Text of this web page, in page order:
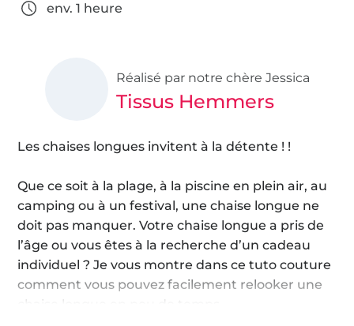
env. 1 heure
Réalisé par notre chère Jessica
Tissus Hemmers
Les chaises longues invitent à la détente ! !
Que ce soit à la plage, à la piscine en plein air, au
camping ou à un festival, une chaise longue ne
doit pas manquer. Votre chaise longue a pris de
l’âge ou vous êtes à la recherche d’un cadeau
individuel ? Je vous montre dans ce tuto couture
comment vous pouvez facilement relooker une
chaise longue en peu de temps.